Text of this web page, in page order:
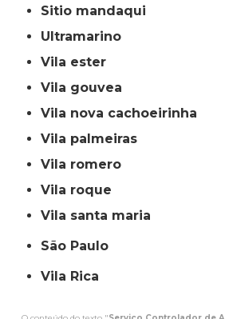
sitio mandaqui
ultramarino
vila ester
vila gouvea
vila nova cachoeirinha
vila palmeiras
vila romero
vila roque
vila santa maria
São Paulo
Vila Rica